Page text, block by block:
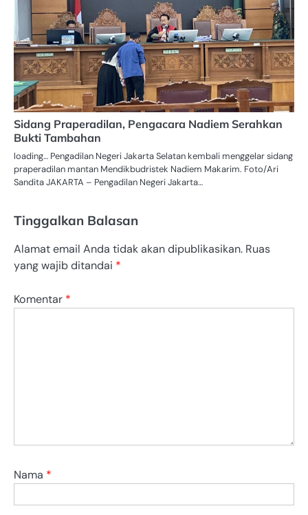
Sidang Praperadilan, Pengacara Nadiem Serahkan
Bukti Tambahan
loading… Pengadilan Negeri Jakarta Selatan kembali menggelar sidang
praperadilan mantan Mendikbudristek Nadiem Makarim. Foto/Ari
Sandita JAKARTA – Pengadilan Negeri Jakarta…
Tinggalkan Balasan
Alamat email Anda tidak akan dipublikasikan. Ruas
yang wajib ditandai *
Komentar *
Nama *